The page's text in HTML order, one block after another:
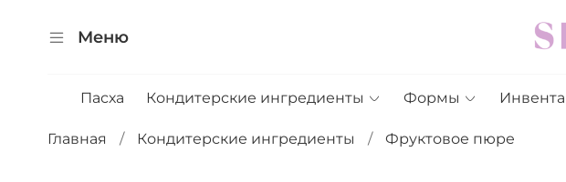
Меню
Пасха Кондитерские ингредиенты Формы
Главная Кондитерские ингредиенты Фруктовое пюре